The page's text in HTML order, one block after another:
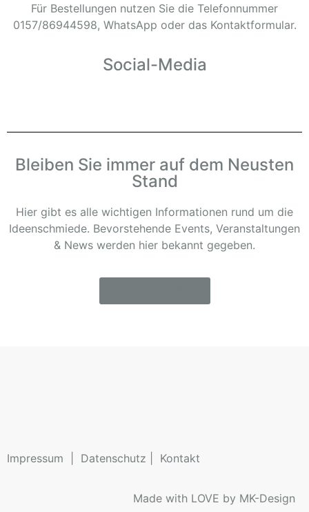
Für Bestellungen nutzen Sie die Telefonnummer
0157/86944598, WhatsApp oder das Kontaktformular.
Social-Media
Bleiben Sie immer auf dem Neusten
Stand
Hier gibt es alle wichtigen Informationen rund um die
Ideenschmiede. Bevorstehende Events, Veranstaltungen
& News werden hier bekannt gegeben.
Impressum Datenschutz Kontakt
Made with LOVE by MK-Design